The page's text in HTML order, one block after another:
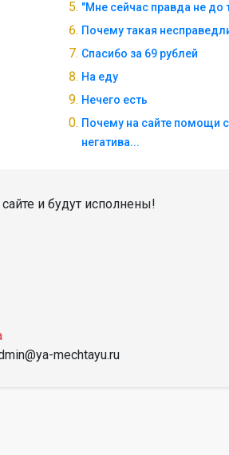
"Мне сейчас правда не до
Почему такая
Спасибо за 69 рублей
На еду
Нечего есть
Почему на сайте помощи
негатива...
и будут исполнены!
mechtayu.ru